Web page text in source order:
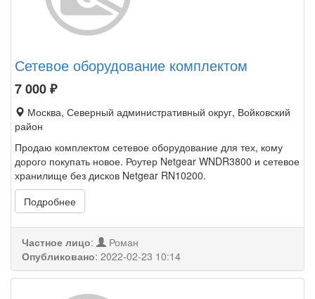
Сетевое оборудование комплектом
7 000₽
Москва, Северный административный округ, Войковский
район
Продаю комплектом сетевое оборудование для тех, кому
дорого покупать новое. Роутер Netgear WNDR3800 и сетевое
хранилище без дисков Netgear RN10200.
Подробнее
Частное лицо:
Роман
Опубликовано: 2022-02-23 10:14